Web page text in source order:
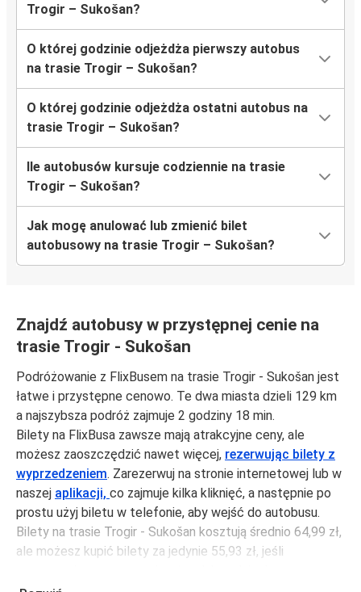
Trogir – Sukošan?
O której godzinie odjeżdża pierwszy autobus
na trasie Trogir – Sukošan?
O której godzinie odjeżdża ostatni autobus na
trasie Trogir – Sukošan?
Ile autobusów kursuje codziennie na trasie
Trogir – Sukošan?
Jak mogę anulować lub zmienić bilet
autobusowy na trasie Trogir – Sukošan?
Znajdź autobusy w przystępnej cenie na
trasie Trogir - Sukošan
Podróżowanie z FlixBusem na trasie Trogir - Sukošan jest
łatwe i przystępne cenowo. Te dwa miasta dzieli 129 km
a najszybsza podróż zajmuje 2 godziny 18 min.
Bilety na FlixBusa zawsze mają atrakcyjne ceny, ale
możesz zaoszczędzić nawet więcej, rezerwując bilety z
wyprzedzeniem. Zarezerwuj na stronie internetowej lub w
naszej aplikacji, co zajmuje kilka kliknięć, a następnie po
prostu użyj biletu w telefonie, aby wejść do autobusu.
Bilety na trasie Trogir - Sukošan kosztują średnio 64,99 zł,
ale możesz kupić bilety za jedynie 55,93 zł, jeśli